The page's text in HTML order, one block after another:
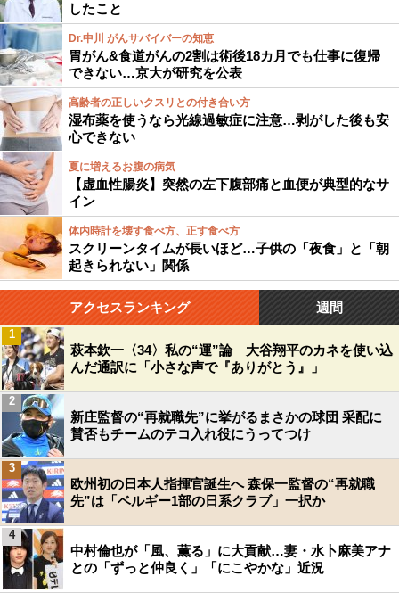
したこと
Dr.中川 がんサバイバーの知恵
胃がん&食道がんの2割は術後18カ月でも仕事に復帰
できない…京大が研究を公表
高齢者の正しいクスリとの付き合い方
湿布薬を使うなら光線過敏症に注意…剥がした後も安
心できない
夏に増えるお腹の病気
【虚血性腸炎】突然の左下腹部痛と血便が典型的なサ
イン
体内時計を壊す食べ方、正す食べ方
スクリーンタイムが長いほど…子供の「夜食」と「朝
起きられない」関係
アクセスランキング 週間
萩本欽一〈34〉私の“運”論 大谷翔平のカネを使い込
んだ通訳に「小さな声で『ありがとう』」
1
新庄監督の“再就職先”に挙がるまさかの球団 采配に
賛否もチームのテコ入れ役にうってつけ
2
欧州初の日本人指揮官誕生へ 森保一監督の“再就職
先”は「ベルギー1部の日系クラブ」一択か
3
中村倫也が「風、薫る」に大貢献…妻・水卜麻美アナ
との「ずっと仲良く」「にこやかな」近況
4